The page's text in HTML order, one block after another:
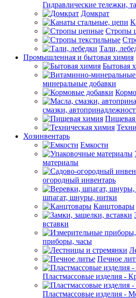
Гидравлические тележки,
Домкрат
Стропы
Тали,
Промышленная и бытовая химия
Бытовая
минеральные добавки
смазки,
Хозинвентарь
Емкости
материалы
огородный инвентарь
шпагат, шнуры, нитки
Канцтовары
вставки
приборы, часы
Печное
Пластмассовые изделия -
Пластмассовые изделия -